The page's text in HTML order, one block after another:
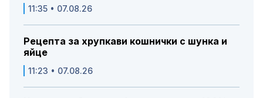
11:35 • 07.08.26
Рецепта за хрупкави кошнички с шунка и
яйце
11:23 • 07.08.26